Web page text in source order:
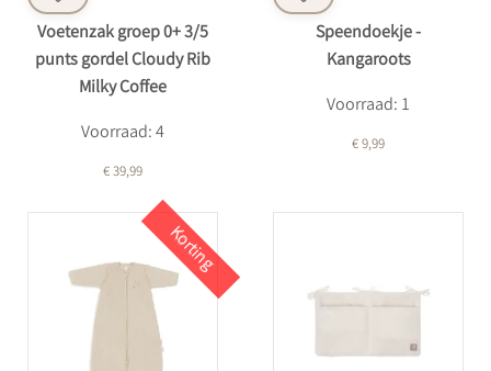
Voetenzak groep 0+ 3/5
punts gordel Cloudy Rib
Milky Coffee
Voorraad: 4
€ 39,99
Speendoekje -
Kangaroots
Voorraad: 1
€ 9,99
Korting